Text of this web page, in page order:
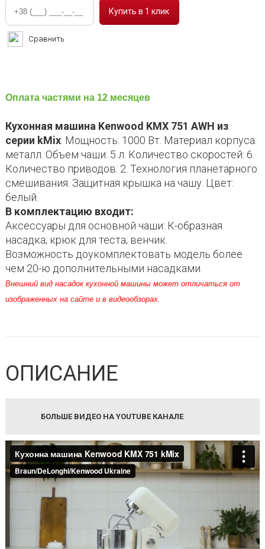
Сравнить
Оплата частями на 12 месяцев
Кухонная машина Kenwood KMX 751 AWH из
серии kMix. Мощность: 1000 Вт. Материал корпуса:
металл. Объем чаши: 5 л. Количество скоростей: 6.
Количество приводов: 2. Технология планетарного
смешивания. Защитная крышка на чашу. Цвет:
белый.
В комплектацию входит:
Аксессуары для основной чаши: К-образная
насадка; крюк для теста; венчик.
Возможность доукомплектовать модель более
чем 20-ю дополнительными насадками.
Внешний вид насадок кухонной машины может отличаться от
изображенных на сайте и в видеообзорах.
ОПИСАНИЕ
БОЛЬШЕ ВИДЕО НА YOUTUBE КАНАЛЕ